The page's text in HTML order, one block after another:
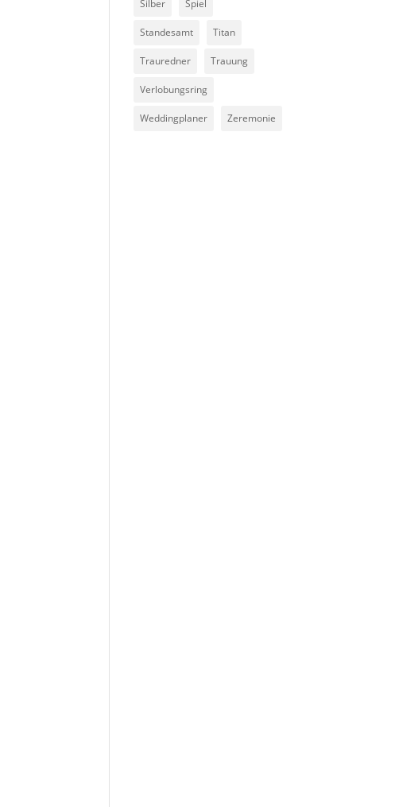
Silber Spiel
Standesamt Titan
Trauredner Trauung
Verlobungsring
Weddingplaner Zeremonie